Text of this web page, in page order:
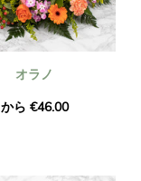
オラノ
から €46.00